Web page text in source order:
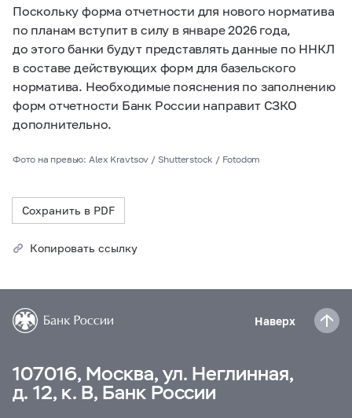
Поскольку форма отчетности для нового норматива
по планам вступит в силу в январе 2026 года,
до этого банки будут представлять данные по ННКЛ
в составе действующих форм для базельского
норматива. Необходимые пояснения по заполнению
форм отчетности Банк России направит СЗКО
дополнительно.
Фото на превью: Alex Kravtsov / Shutterstock / Fotodom
Сохранить в PDF
Копировать ссылку
Наверх
107016, Москва, ул. Неглинная,
д. 12, к. В, Банк России